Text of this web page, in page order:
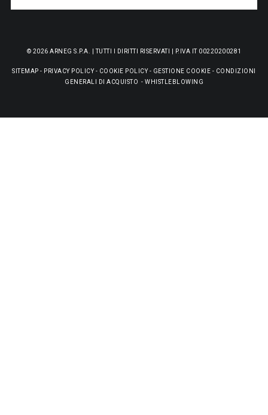
© 2026 ARNEG S.P.A. | TUTTI I DIRITTI RISERVATI | P.IVA IT 00220200281
SITEMAP - PRIVACY POLICY- COOKIE POLICY- GESTIONE COOKIE - CONDIZIONI
GENERALI DI ACQUISTO - WHISTLEBLOWING